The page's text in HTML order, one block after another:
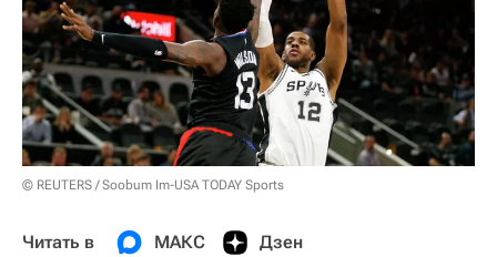
© REUTERS / Soobum Im-USA TODAY Sports
Читать в МАКС Дзен